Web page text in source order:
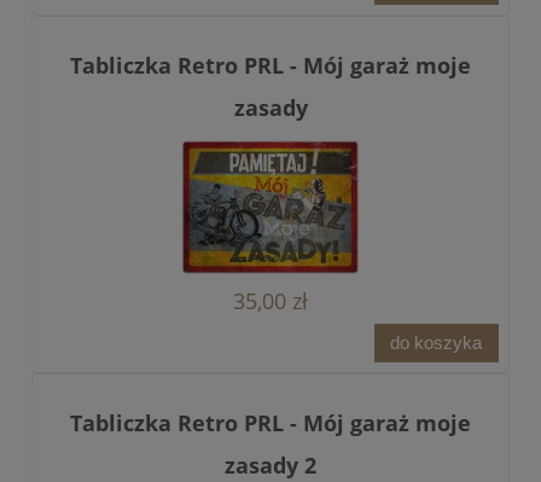
Tabliczka Retro PRL - Mój garaż moje
zasady
35,00 zł
do koszyka
Tabliczka Retro PRL - Mój garaż moje
zasady 2